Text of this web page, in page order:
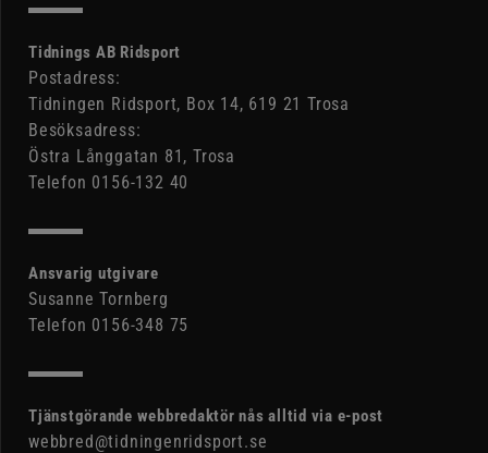
Tidnings AB Ridsport
Postadress:
Tidningen Ridsport, Box 14, 619 21 Trosa
Besöksadress:
Östra Långgatan 81, Trosa
Telefon 0156-132 40
Ansvarig utgivare
Susanne Tornberg
Telefon 0156-348 75
Tjänstgörande webbredaktör nås alltid via e-post
webbred@tidningenridsport.se